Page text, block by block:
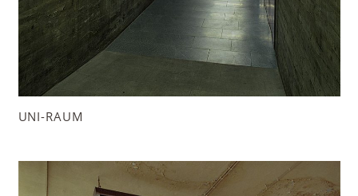
UNI-RAUM